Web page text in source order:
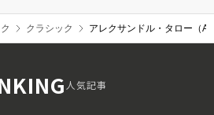
クラシック アレクサンドル・タロー（
人気記事